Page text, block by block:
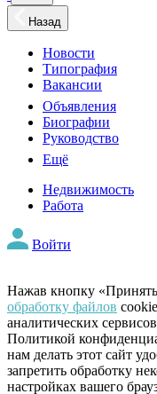
Назад
Новости
Типография
Вакансии
Объявления
Биографии
Руководство
Ещё
Недвижимость
Работа
Войти
Нажав кнопку
обработку файлов
аналитических
Политикой
нам делать этот сайт
запретить обработку
настройках вашего